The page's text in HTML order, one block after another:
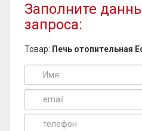
Заполните
запроса:
Товар: Печь отопительная